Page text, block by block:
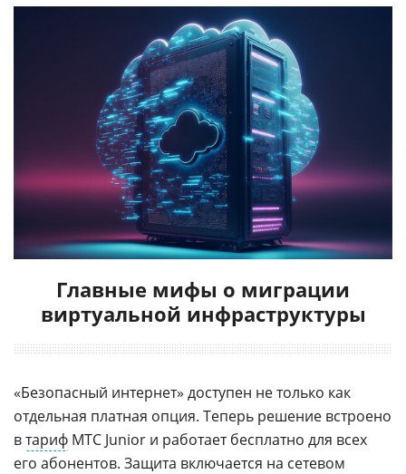
Главные мифы о миграции
виртуальной инфраструктуры
«Безопасный интернет» доступен не только как
отдельная платная опция. Теперь решение встроено
втариф МТС Junior и работает бесплатно для всех
его абонентов. Защита включается на сетевом